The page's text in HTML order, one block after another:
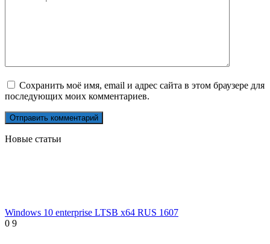
Сохранить моё имя, email и адрес сайта в этом браузере для
последующих моих комментариев.
Новые статьи
Windows 10 enterprise LTSB x64 RUS 1607
0 9